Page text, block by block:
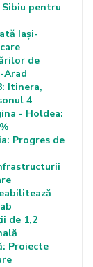
pentru
Iași-
de
Arad
Itinera,
4
- Holdea:
Progres de
de 1,2
Proiecte